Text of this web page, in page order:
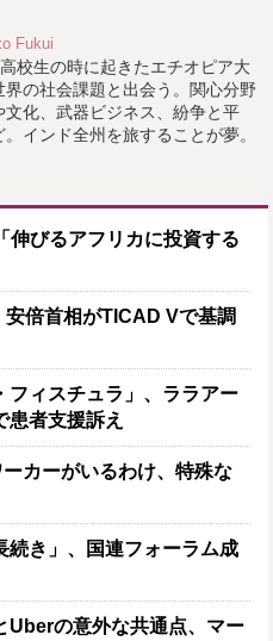
Fukui
校生の時に起きたエチオピア大
の社会課題と出会う。関心分野
文化、武器ビジネス、紛争と平
インド全州を旅することが夢。
伸びるアフリカに投資する
倍首相がTICAD Vで基調
フィスチュラ」、ララアー
患者支援訴え
カーがいるわけ、特殊な
続き」、国連フォーラム成
Uberの意外な共通点、マー